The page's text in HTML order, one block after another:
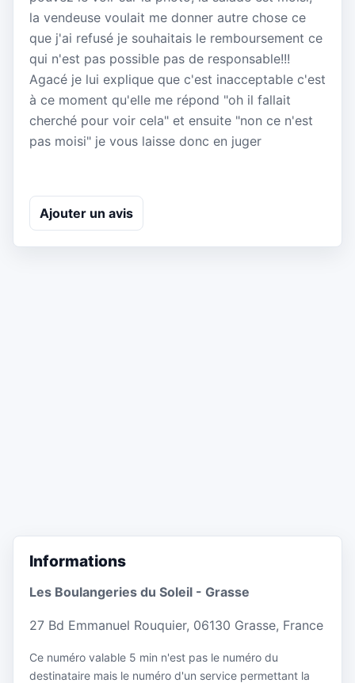
la vendeuse voulait me donner autre chose ce
que j'ai refusé je souhaitais le remboursement ce
qui n'est pas possible pas de responsable!!!
Agacé je lui explique que c'est inacceptable c'est
à ce moment qu'elle me répond "oh il fallait
cherché pour voir cela" et ensuite "non ce n'est
pas moisi" je vous laisse donc en juger
Ajouter un avis
Informations
Les Boulangeries du Soleil - Grasse
27 Bd Emmanuel Rouquier, 06130 Grasse, France
Ce numéro valable 5 min n'est pas le numéro du
destinataire mais le numéro d'un service permettant la